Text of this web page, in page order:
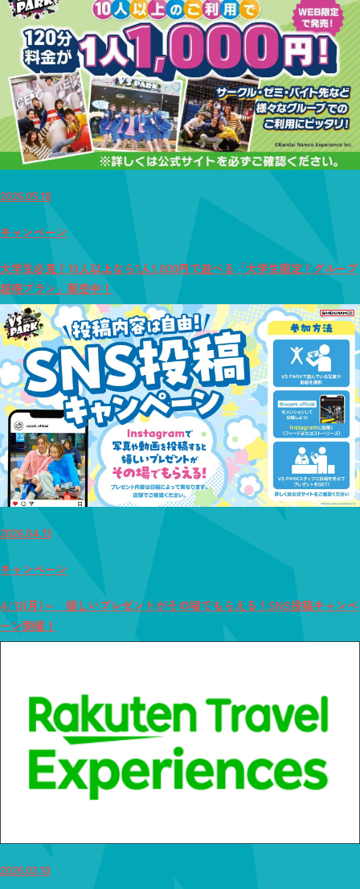
2026.05.10
キャンペーン
大学生必見！10人以上なら1人1,000円で遊べる「大学生限定！グループ
超得プラン」販売中！
2026.04.13
キャンペーン
4/13(月)～ 嬉しいプレゼントがその場でもらえる！SNS投稿キャンペ
ーン開催！
2026.03.10